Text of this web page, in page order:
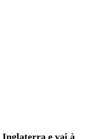
Inglaterra e vai à